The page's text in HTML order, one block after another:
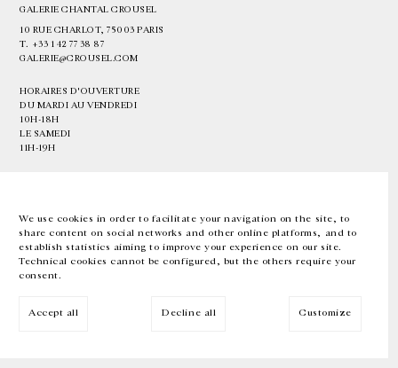
We use cookies in order to facilitate your navigation on the site, to
share content on social networks and other online platforms, and to
establish statistics aiming to improve your experience on our site.
Technical cookies cannot be configured, but the others require your
consent.
Accept all Decline all Customize
GALERIE CHANTAL CROUSEL
10 RUE CHARLOT, 75003 PARIS
T. +33 1 42 77 38 87
GALERIE@CROUSEL.COM
HORAIRES D'OUVERTURE
DU MARDI AU VENDREDI
10H-18H
LE SAMEDI
11H-19H
EN FR 中文 Facebook Instagram
Inscrivez-vous à notre newsletter